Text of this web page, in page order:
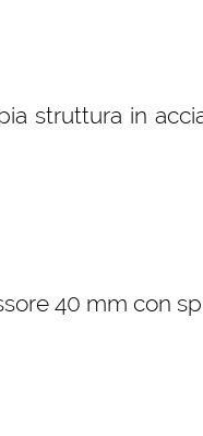
struttura in
40 mm con